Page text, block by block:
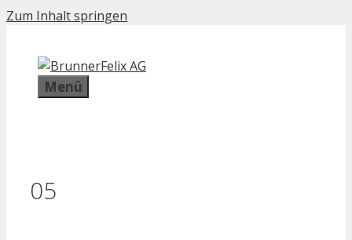
Zum Inhalt springen
Menü
05